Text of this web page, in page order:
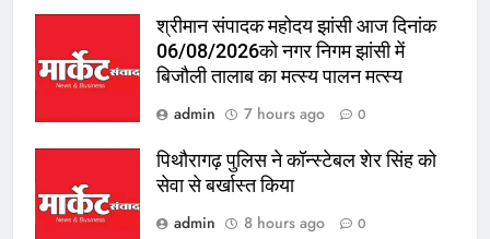
श्रीमान संपादक महोदय झांसी आज दिनांक
06/08/2026को नगर निगम झांसी में
बिजौली तालाब का मत्स्य पालन मत्स्य
admin
7 hours ago 0
पिथौरागढ़ पुलिस ने कॉन्स्टेबल शेर सिंह को
सेवा से बर्खास्त किया
admin
8 hours ago 0